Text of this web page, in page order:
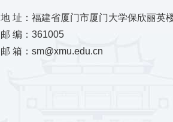
地 址：福建省厦门市厦门大学保欣丽英
邮 编：361005
邮 箱：sm@xmu.edu.cn